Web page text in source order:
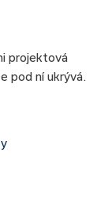
projektová
pod ní ukrývá.